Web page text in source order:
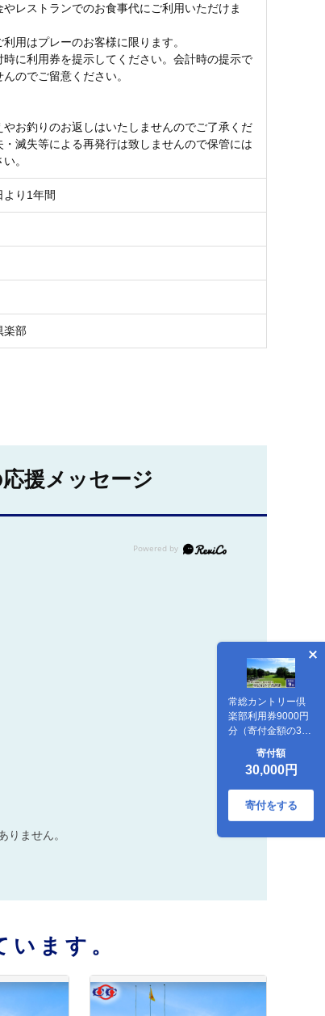
常総カントリー倶
楽部利用券9000円
分（寄付金額の3割
相当額分）
寄付額
30,000円
寄付をする
レストランでのお食事代にご利用いただけま
用はプレーのお客様に限ります。
時に利用券を提示してください。会計時の提示で
のでご留意ください。
やお釣りのお返しはいたしませんのでご了承くだ
・滅失等による再発行は致しませんので保管には
。
より1年間
楽部
援メッセージ
ません。
ます。